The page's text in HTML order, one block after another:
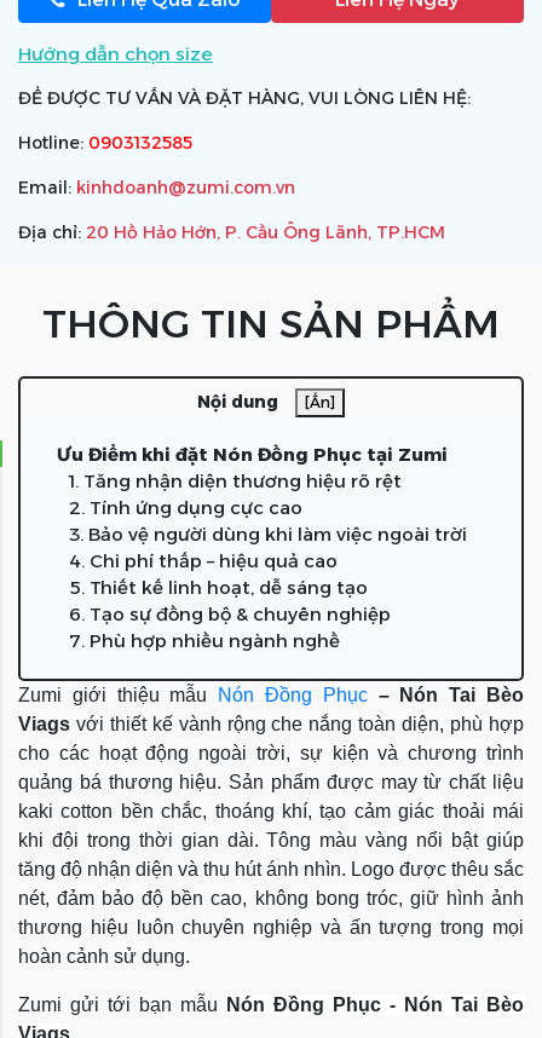
Hướng dẫn chọn size
ĐỂ ĐƯỢC TƯ VẤN VÀ ĐẶT HÀNG, VUI LÒNG LIÊN HỆ:
Hotline: 0903132585
Email: kinhdoanh@zumi.com.vn
Địa chỉ: 20 Hồ Hảo Hớn, P. Cầu Ông Lãnh, TP.HCM
THÔNG TIN SẢN PHẨM
Nội dung [Ẩn]
Ưu Điểm khi đặt Nón Đồng Phục tại Zumi
1. Tăng nhận diện thương hiệu rõ rệt
2. Tính ứng dụng cực cao
3. Bảo vệ người dùng khi làm việc ngoài trời
4. Chi phí thấp – hiệu quả cao
5. Thiết kế linh hoạt, dễ sáng tạo
6. Tạo sự đồng bộ & chuyên nghiệp
7. Phù hợp nhiều ngành nghề
Zumi giới thiệu mẫu Nón Đồng Phục – Nón Tai Bèo
Viags với thiết kế vành rộng che nắng toàn diện, phù hợp
cho các hoạt động ngoài trời, sự kiện và chương trình
quảng bá thương hiệu. Sản phẩm được may từ chất liệu
kaki cotton bền chắc, thoáng khí, tạo cảm giác thoải mái
khi đội trong thời gian dài. Tông màu vàng nổi bật giúp
tăng độ nhận diện và thu hút ánh nhìn. Logo được thêu sắc
nét, đảm bảo độ bền cao, không bong tróc, giữ hình ảnh
thương hiệu luôn chuyên nghiệp và ấn tượng trong mọi
hoàn cảnh sử dụng.
Zumi gửi tới bạn mẫu Nón Đồng Phục - Nón Tai Bèo
Viags